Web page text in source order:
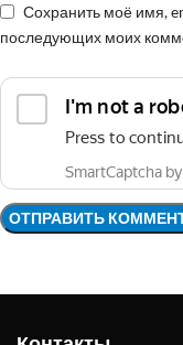
Сохранить моё имя,
последующих моих